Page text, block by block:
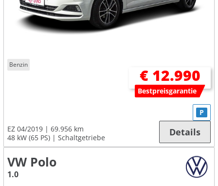
Benzin
€ 12.990
Bestpreisgarantie
EZ 04/2019
69.956 km
48 kW (65 PS)
Schaltgetriebe
P
Details
VW Polo
1.0